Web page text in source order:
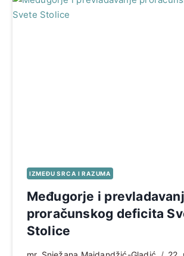
IZMEĐU SRCA I RAZUMA
Međugorje i
proračunskog deficita
Stolice